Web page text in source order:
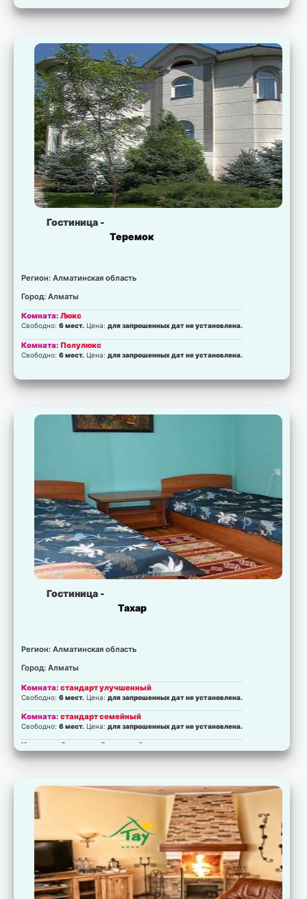
Гостиница -
Теремок
Регион: Алматинская область
Город: Алматы
Комната:Люкс
Свободно:6 мест. Цена:для запрошенных дат не установлена.
Комната:Полулюкс
Свободно:6 мест. Цена:для запрошенных дат не установлена.
Гостиница -
Тахар
Регион: Алматинская область
Город: Алматы
Комната:стандарт улучшенный
Свободно:6 мест. Цена:для запрошенных дат не установлена.
Комната:стандарт семейный
Свободно:6 мест. Цена:для запрошенных дат не установлена.
Комната: Стандарт 2 местный